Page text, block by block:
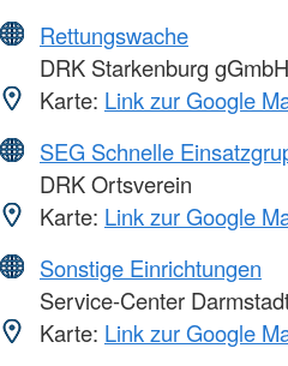
Rettungswache
DRK Starkenburg gGmbH
Karte: Link zur Google
SEG Schnelle
DRK Ortsverein
Karte: Link zur Google
Sonstige Einrichtungen
Service-Center
Karte: Link zur Google